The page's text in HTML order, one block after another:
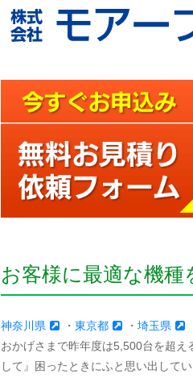
お客様に最適な機種
神奈川県 ・ 東京都 ・ 埼玉県
おかげさまで昨年度は5,500台を超
して』困ったときにふと思い出して